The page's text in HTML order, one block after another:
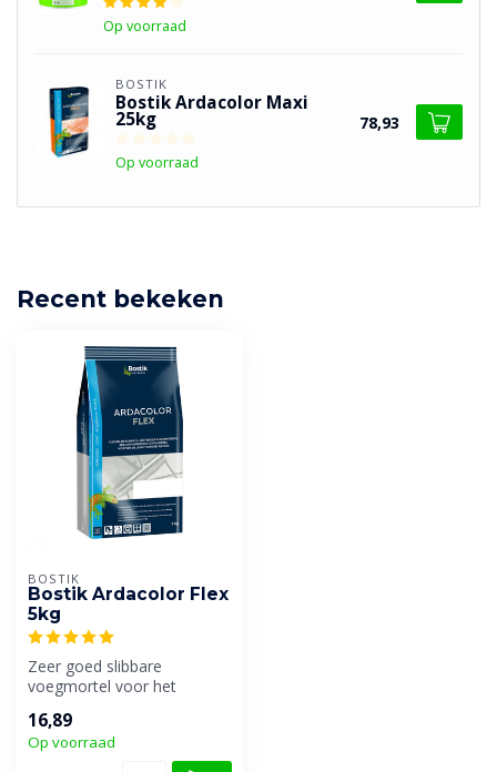
Op voorraad
BOSTIK
Bostik Ardacolor Maxi
25kg
Op voorraad
78,93
Recent bekeken
BOSTIK
Bostik Ardacolor Flex
5kg
Zeer goed slibbare
voegmortel voor het
wand- en vloerbekle...
16,89
Op voorraad